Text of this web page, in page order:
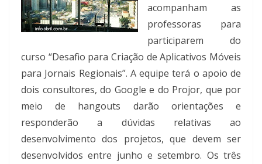
acompanham as
professoras para
participarem do
curso “Desafio para Criação de Aplicativos Móveis
para Jornais Regionais”. A equipe terá o apoio de
dois consultores, do Google e do Projor, que por
meio de hangouts darão orientações e
responderão a dúvidas relativas ao
desenvolvimento dos projetos, que devem ser
desenvolvidos entre junho e setembro. Os três